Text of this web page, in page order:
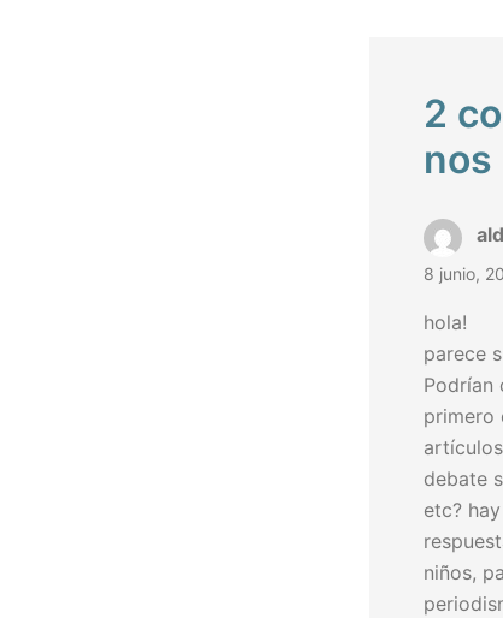
2
nos
8 junio,
hola!
parece
Podrían
primero
debate
etc?
niños,